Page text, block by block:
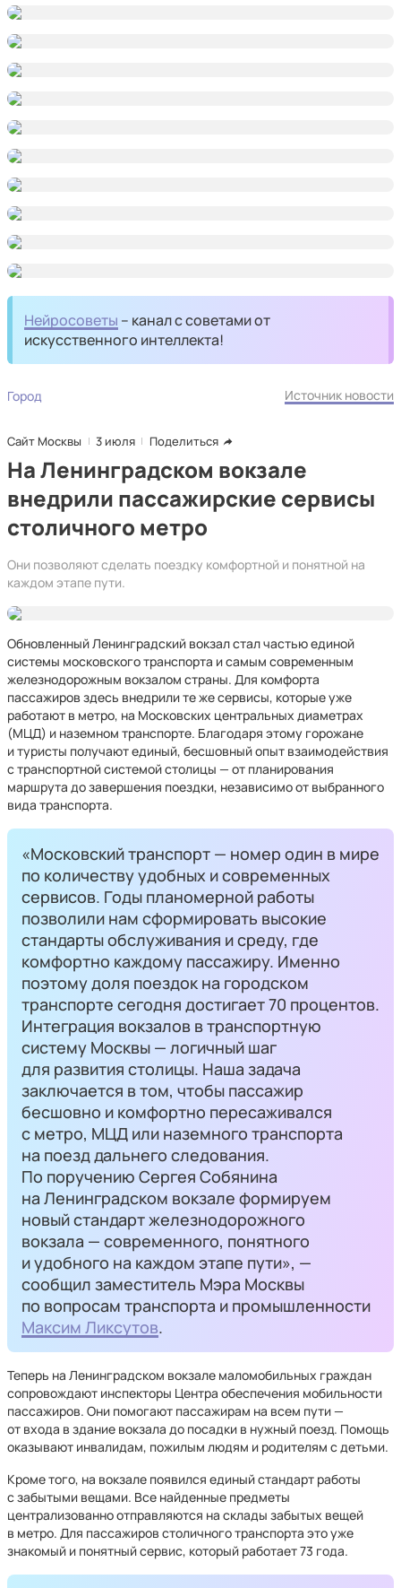
Нейросоветы – канал с советами от
искусственного интеллекта!
Город Источник новости
Сайт Москвы 3 июля Поделиться
На Ленинградском вокзале
внедрили пассажирские сервисы
столичного метро
Они позволяют сделать поездку комфортной и понятной на
каждом этапе пути.
Обновленный Ленинградский вокзал стал частью единой
системы московского транспорта и самым современным
железнодорожным вокзалом страны. Для комфорта
пассажиров здесь внедрили те же сервисы, которые уже
работают в метро, на Московских центральных диаметрах
(МЦД) и наземном транспорте. Благодаря этому горожане
и туристы получают единый, бесшовный опыт взаимодействия
с транспортной системой столицы — от планирования
маршрута до завершения поездки, независимо от выбранного
вида транспорта.
«Московский транспорт — номер один в мире
по количеству удобных и современных
сервисов. Годы планомерной работы
позволили нам сформировать высокие
стандарты обслуживания и среду, где
комфортно каждому пассажиру. Именно
поэтому доля поездок на городском
транспорте сегодня достигает 70 процентов.
Интеграция вокзалов в транспортную
систему Москвы — логичный шаг
для развития столицы. Наша задача
заключается в том, чтобы пассажир
бесшовно и комфортно пересаживался
с метро, МЦД или наземного транспорта
на поезд дальнего следования.
По поручению Сергея Собянина
на Ленинградском вокзале формируем
новый стандарт железнодорожного
вокзала — современного, понятного
и удобного на каждом этапе пути», —
сообщил заместитель Мэра Москвы
по вопросам транспорта и промышленности
Максим Ликсутов.
Теперь на Ленинградском вокзале маломобильных граждан
сопровождают инспекторы Центра обеспечения мобильности
пассажиров. Они помогают пассажирам на всем пути —
от входа в здание вокзала до посадки в нужный поезд. Помощь
оказывают инвалидам, пожилым людям и родителям с детьми.
Кроме того, на вокзале появился единый стандарт работы
с забытыми вещами. Все найденные предметы
централизованно отправляются на склады забытых вещей
в метро. Для пассажиров столичного транспорта это уже
знакомый и понятный сервис, который работает 73 года.